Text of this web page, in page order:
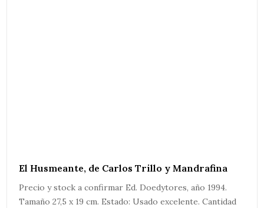
El Husmeante, de Carlos Trillo y Mandrafina
Precio y stock a confirmar Ed. Doedytores, año 1994.
Tamaño 27,5 x 19 cm. Estado: Usado excelente. Cantidad